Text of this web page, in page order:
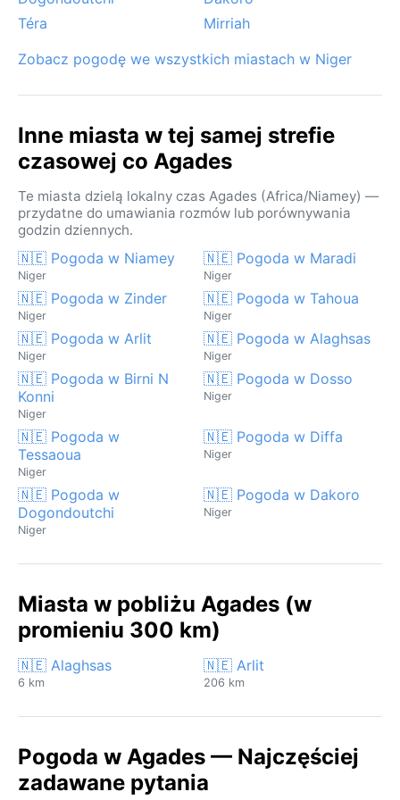
Téra
Mirriah
Zobacz pogodę we wszystkich miastach w Niger
Inne miasta w tej samej strefie
czasowej co Agades
Te miasta dzielą lokalny czas Agades (Africa/Niamey) —
przydatne do umawiania rozmów lub porównywania
godzin dziennych.
🇳🇪 Pogoda w Niamey
Niger
🇳🇪 Pogoda w Maradi
Niger
🇳🇪 Pogoda w Zinder
Niger
🇳🇪 Pogoda w Tahoua
Niger
🇳🇪 Pogoda w Arlit
Niger
🇳🇪 Pogoda w Alaghsas
Niger
🇳🇪 Pogoda w Birni N
Konni
Niger
🇳🇪 Pogoda w Dosso
Niger
🇳🇪 Pogoda w
Tessaoua
Niger
🇳🇪 Pogoda w Diffa
Niger
🇳🇪 Pogoda w
Dogondoutchi
Niger
🇳🇪 Pogoda w Dakoro
Niger
Miasta w pobliżu Agades (w
promieniu 300 km)
🇳🇪 Alaghsas
6 km
🇳🇪 Arlit
206 km
Pogoda w Agades — Najczęściej
zadawane pytania